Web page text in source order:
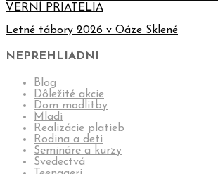
VERNÍ PRIATELIA
Letné tábory 2026 v Oáze Sklené
NEPREHLIADNI
Blog
Dôležité akcie
Dom modlitby
Mladí
Realizácie platieb
Rodina a deti
Semináre a kurzy
Svedectvá